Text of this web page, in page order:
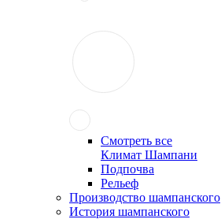
Смотреть все
Климат Шампани
Подпочва
Рельеф
Производство шампанского
История шампанского